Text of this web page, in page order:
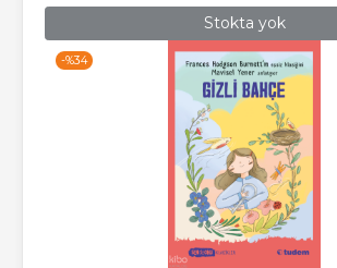
Stokta yok
-%34